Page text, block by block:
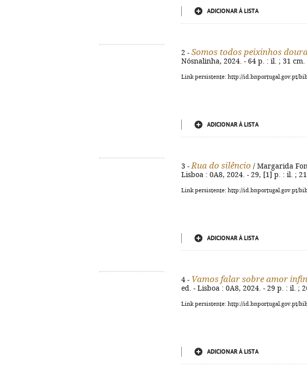
ADICIONAR À LISTA
2 - Somos todos peixinhos
Nósnalinha, 2024. - 64 p. : il. ; 31 cm.
Link persistente: http://id.bnportugal.gov.pt/
ADICIONAR À LISTA
3 - Rua do silêncio / Margarida
Lisboa : 0A8, 2024. - 29, [1] p. : il. ;
Link persistente: http://id.bnportugal.gov.pt/
ADICIONAR À LISTA
4 - Vamos falar sobre amor
ed. - Lisboa : 0A8, 2024. - 29 p. : il. ;
Link persistente: http://id.bnportugal.gov.pt/
ADICIONAR À LISTA